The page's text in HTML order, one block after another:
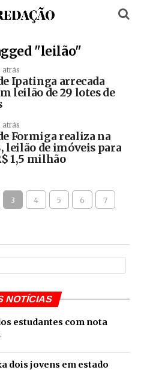
"leilão"
atrás
Ipatinga arrecada
leilão de 29 lotes de
atrás
Formiga realiza na
leilão de imóveis para
1,5 milhão
3 4 5 6 7
NOTÍCIAS
estudantes com nota
dois jovens em estado